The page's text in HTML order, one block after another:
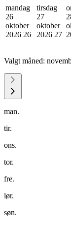
mandag
26
oktober
2026 26
tirsdag
27
oktober
2026 27
Valgt måned:
man.
tir.
ons.
tor.
fre.
lør.
søn.